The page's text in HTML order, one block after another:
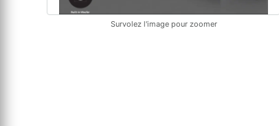
Survolez l'image pour zoomer